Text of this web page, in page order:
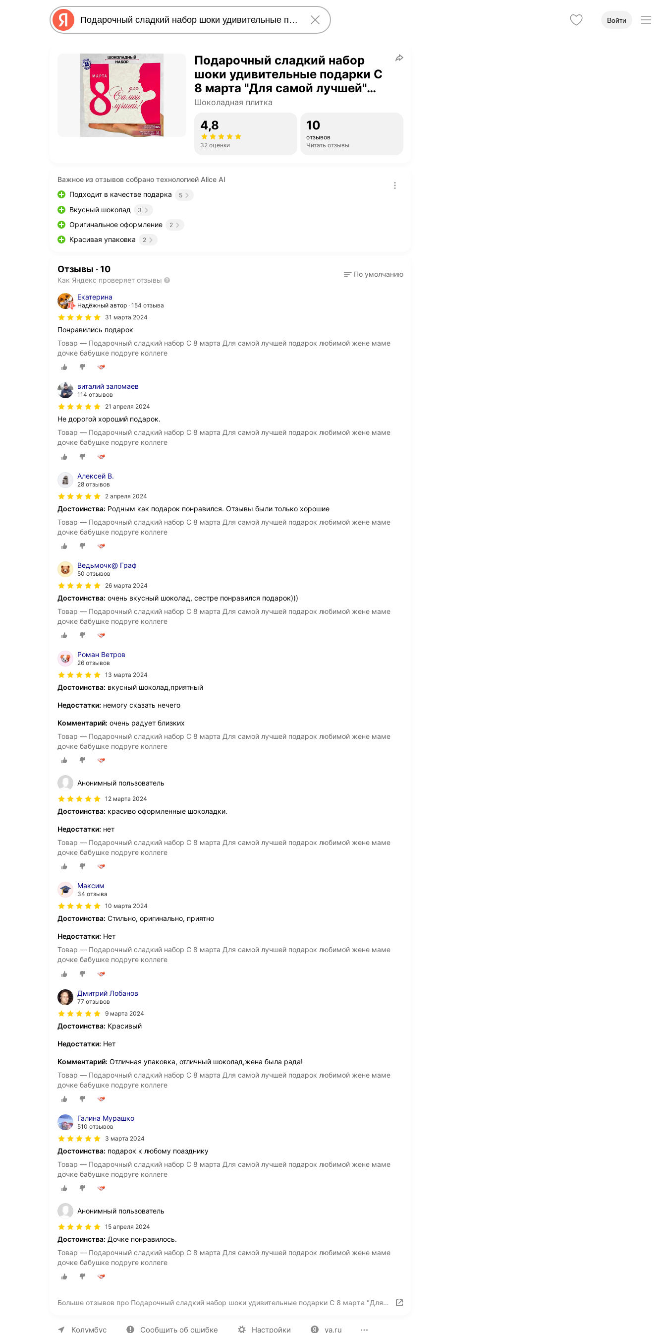
Войти
Подарочный сладкий набор
шоки удивительные подарки С
8 марта "Для самой лучшей"
подарок любимой жене, маме,
коллеге, 60 г
Шоколадная плитка
4,8
32 оценки
10
отзывов
Читать отзывы
Важное из отзывов собрано технологией Alice AI
Подходит в качестве подарка
5
Вкусный шоколад 3
Оригинальное оформление 2
Красивая упаковка 2
Отзывы · 10
Как Яндекс проверяет отзывы
По умолчанию
Екатерина
Надёжный автор 154 отзыва
31 марта 2024
Понравились подарок
Товар — Подарочный сладкий набор С 8 марта Для самой лучшей подарок любимой жене маме
дочке бабушке подруге коллеге
виталий заломаев
114 отзывов
21 апреля 2024
Не дорогой хороший подарок.
Товар — Подарочный сладкий набор С 8 марта Для самой лучшей подарок любимой жене маме
дочке бабушке подруге коллеге
Алексей В.
28 отзывов
2 апреля 2024
Достоинства: Родным как подарок понравился. Отзывы были только хорошие
Товар — Подарочный сладкий набор С 8 марта Для самой лучшей подарок любимой жене маме
дочке бабушке подруге коллеге
Ведьмочк@ Граф
50 отзывов
26 марта 2024
Достоинства: очень вкусный шоколад, сестре понравился подарок)))
Товар — Подарочный сладкий набор С 8 марта Для самой лучшей подарок любимой жене маме
дочке бабушке подруге коллеге
Роман Ветров
26 отзывов
13 марта 2024
Достоинства: вкусный шоколад,приятный
Недостатки: немогу сказать нечего
Комментарий: очень радует близких
Товар — Подарочный сладкий набор С 8 марта Для самой лучшей подарок любимой жене маме
дочке бабушке подруге коллеге
Анонимный пользователь
12 марта 2024
Достоинства: красиво оформленные шоколадки.
Недостатки: нет
Товар — Подарочный сладкий набор С 8 марта Для самой лучшей подарок любимой жене маме
дочке бабушке подруге коллеге
Максим
34 отзыва
10 марта 2024
Достоинства: Стильно, оригинально, приятно
Недостатки: Нет
Товар — Подарочный сладкий набор С 8 марта Для самой лучшей подарок любимой жене маме
дочке бабушке подруге коллеге
Дмитрий Лобанов
77 отзывов
9 марта 2024
Достоинства: Красивый
Недостатки: Нет
Комментарий: Отличная упаковка, отличный шоколад,жена была рада!
Товар — Подарочный сладкий набор С 8 марта Для самой лучшей подарок любимой жене маме
дочке бабушке подруге коллеге
Галина Мурашко
510 отзывов
3 марта 2024
Достоинства: подарок к любому поазднику
Товар — Подарочный сладкий набор С 8 марта Для самой лучшей подарок любимой жене маме
дочке бабушке подруге коллеге
Анонимный пользователь
15 апреля 2024
Достоинства: Дочке понравилось.
Товар — Подарочный сладкий набор С 8 марта Для самой лучшей подарок любимой жене маме
дочке бабушке подруге коллеге
Больше отзывов про Подарочный сладкий набор шоки удивительные подарки С 8 марта "Для
Колумбус Сообщить об ошибке Настройки ya.ru